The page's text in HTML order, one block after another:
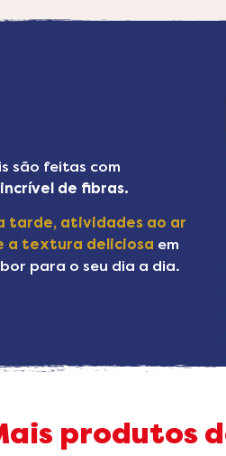
são feitas com
de fibras.
tarde, atividades ao ar
a textura deliciosa em
para o seu dia a dia.
produtos